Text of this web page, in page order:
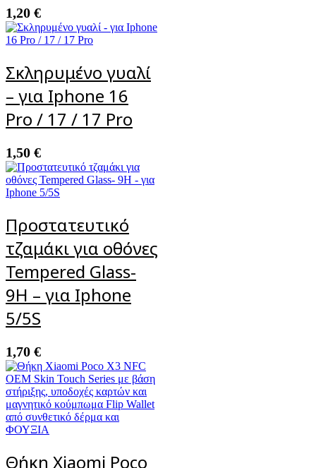
1,20 €
Σκληρυμένο γυαλί
– για Iphone 16
Pro / 17 / 17 Pro
1,50 €
Προστατευτικό
τζαμάκι για οθόνες
Tempered Glass-
9H – για Iphone
5/5S
1,70 €
Θήκη Xiaomi Poco